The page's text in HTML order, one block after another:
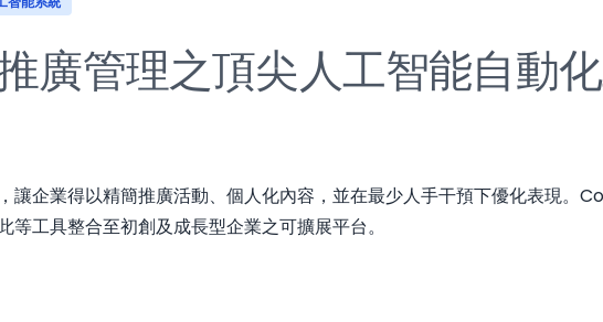
廣管理之頂尖人工智能自動
企業得以精簡推廣活動、個人化內容，並在最少人手干預下優化表現。
工具整合至初創及成長型企業之可擴展平台。